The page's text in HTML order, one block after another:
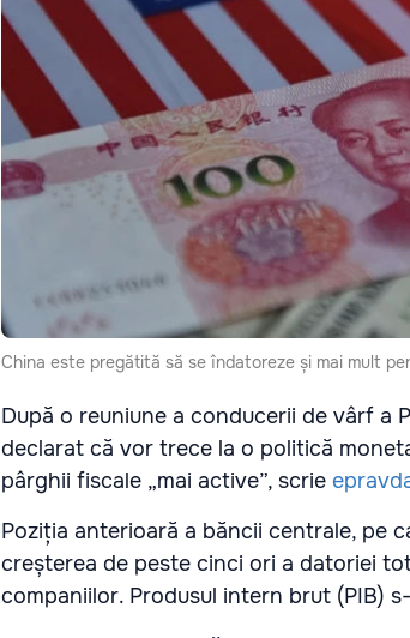
China este pregătită să se îndatoreze și mai mult
După o reuniune a conducerii de vârf a
declarat că vor trece la o politică
pârghii fiscale „mai active”, scrie
Poziția anterioară a băncii centrale, pe
creșterea de peste cinci ori a datoriei
companiilor. Produsul intern brut (PIB)